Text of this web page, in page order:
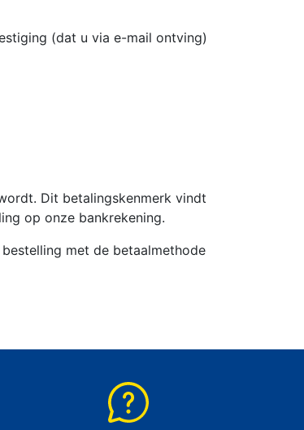
(dat u via e-mail ontving)
Dit betalingskenmerk vindt
op onze bankrekening.
met de betaalmethode